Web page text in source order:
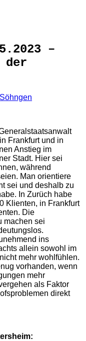
–
der
Frankfurt und in
Anstieg im
Stadt. Hier sei
während
Man orientiere
sei und deshalb zu
In Zurüch habe
Klienten, in Frankfurt
Die
machen sei
ins
allein sowohl im
mehr wohlfühlen.
vorhanden, wenn
mehr
als Faktor
direkt